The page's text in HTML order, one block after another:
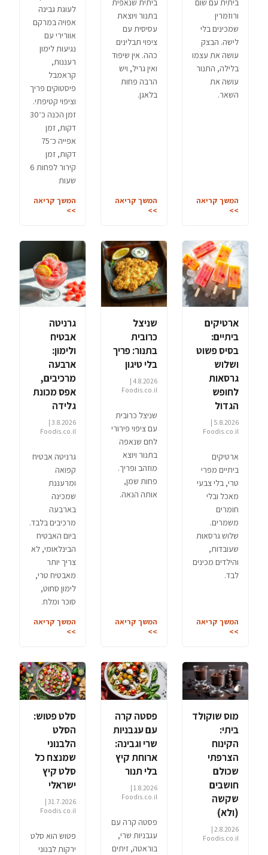
ביתית עם שום
ורוזמרין
שמכינים בלי
לישה. הבצק
עושה את עצמו
בלילה, התנור
עושה את
השאר.
המשך קריאה
>>
ביתית שנאפית
בתנור ויוצאת
עסיסית עם
ציפוי תבלינים
כהה. אין שיפוד
ואין גריל, ויש
הרבה פחות
בלאגן.
המשך קריאה
>>
לעוגת גבינה
אפויה במרקם
אוורירי עם
נגיעות לימון
רעננות,
קראמבל
פיסטוקים פריך
וציפוי קטיפתי.
זמן הכנה כ־30
דקות, זמן
אפייה כ־75
דקות, זמן
קירור לפחות 6
שעות
המשך קריאה
>>
ארטיקים
ביתיים:
בסיס פשוט
ושלוש
גרסאות
לחופש
הגדול
5.8.2026 |
Foodis.co.il
ארטיקים
ביתיים מפרי
טרי, בלי צבעי
מאכל ובלי
חומרים
משמרים.
שלוש גרסאות
שעובדות,
והילדים מכינים
לבד.
המשך קריאה
>>
שניצל
כרובית
בתנור: פריך
בלי טיגון
4.8.2026 |
Foodis.co.il
שניצל כרובית
עם ציפוי פירורי
לחם שנאפה
בתנור ויוצא
מוזהב ופריך.
פחות שמן,
אותה הנאה.
המשך קריאה
>>
גרניטה
אבטיח
ולימון:
ארבעה
מרכיבים,
אפס מכונת
גלידה
3.8.2026 |
Foodis.co.il
גרניטה אבטיח
קפואה
ומרעננת
שמכינה
בארבעה
מרכיבים בלבד.
ביום האבטיח
הבינלאומי, לא
צריך יותר
מאבטיח טרי,
לימון סחוט,
סוכר ומלח.
המשך קריאה
>>
מוס שוקולד
ביתי:
הקינוח
הצרפתי
שכולם
חושבים
שקשה
(ולא)
2.8.2026 |
Foodis.co.il
פסטה קרה
עם עגבניות
שרי וגבינה:
ארוחת קיץ
בלי תנור
1.8.2026 |
Foodis.co.il
פסטה קרה עם
עגבניות שרי,
בוראטה, זיתים
סלט פטוש:
הסלט
הלבנוני
שמנצח כל
סלט קיץ
ישראלי
31.7.2026 |
Foodis.co.il
פטוש הוא סלט
ירקות לבנוני